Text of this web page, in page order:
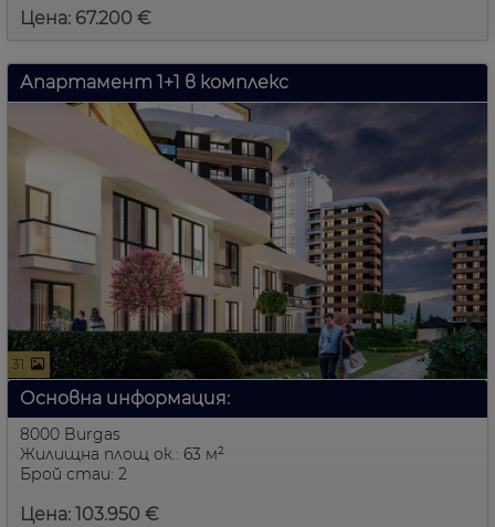
Цена: 67.200 €
Апартамент 1+1 в комплекс
31
Основна информация:
8000 Burgas
Цена: 103.950 €
Жилищна площ ок.: 63 м²
Брой стаи: 2